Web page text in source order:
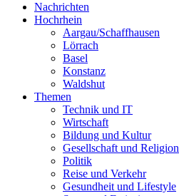
Nachrichten
Hochrhein
Aargau/Schaffhausen
Lörrach
Basel
Konstanz
Waldshut
Themen
Technik und IT
Wirtschaft
Bildung und Kultur
Gesellschaft und Religion
Politik
Reise und Verkehr
Gesundheit und Lifestyle